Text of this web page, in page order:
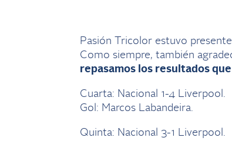
Pasión Tricolor estuvo
Como siempre, también
repasamos los resultados
Cuarta: Nacional 1-4 Liverpool.
Gol: Marcos Labandeira.
Quinta: Nacional 3-1 Liverpool.